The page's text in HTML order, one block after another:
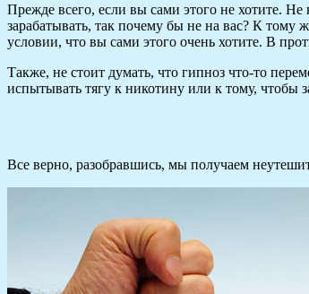
Прежде всего, если вы сами этого не хотите.
зарабатывать, так почему бы не на вас? К тому
условии, что вы сами этого очень хотите. В
Также, не стоит думать, что гипноз что-то
испытывать тягу к никотину или к тому, чтобы
Все верно, разобравшись, мы получаем